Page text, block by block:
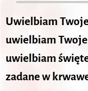
dźwiękowych
Uwielbiam
uwielbiam Twoje
uwielbiam
zadane w